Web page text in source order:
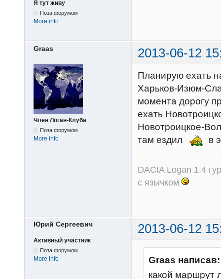
Я тут живу
Поза форумом
More info
Graas 2013-06-12
Член Логан-Клуба
Поза форумом
More info
Планирую ехать
Харьков-Изюм-
момента дорогу
ехать
Новотроицкое-
там ездил
в
DACIA Logan 1.4
с язычком
Юрий Сергеевич 2013-06-12
Активный участник
Поза форумом
More info
Graas написав:
какой маршрут